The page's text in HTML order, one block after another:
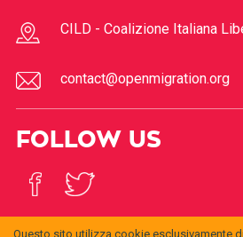
CILD - Coalizione Italiana
contact@openmigration.org
FOLLOW US
Questo sito utilizza cookie esclusivamente